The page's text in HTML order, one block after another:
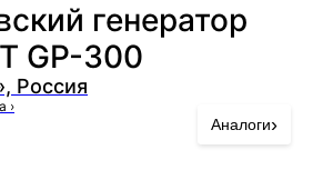
генератор
GP-300
Россия
›
Аналоги›